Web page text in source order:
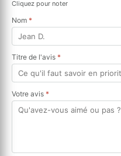
Cliquez pour noter
Nom *
Titre de l'avis *
Votre avis *